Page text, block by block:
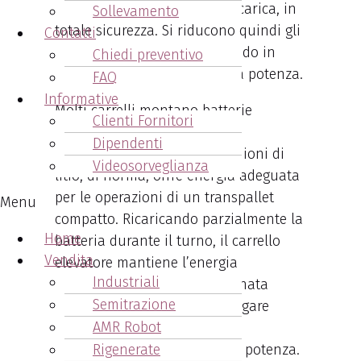
Sollevamento
Contatti
Chiedi preventivo
FAQ
Informative
Clienti Fornitori
Dipendenti
Videosorveglianza
Menu
Home
Vendita
Industriali
Semitrazione
AMR Robot
Rigenerate
sopportare numerosi cicli di carica, in
totale sicurezza. Si riducono quindi gli
sprechi di energia, mantenendo in
maniera costante la massima potenza.
Molti carrelli montano batterie
ingombranti e pesanti oltre il
necessario. Una batteria agli ioni di
litio, di norma, offre energia adeguata
per le operazioni di un transpallet
compatto. Ricaricando parzialmente la
batteria durante il turno, il carrello
elevatore mantiene l’energia
sufficiente per un’intera giornata
lavorativa. È essenziale impiegare
batterie che garantiscano un
equilibrio ottimale tra peso e potenza.